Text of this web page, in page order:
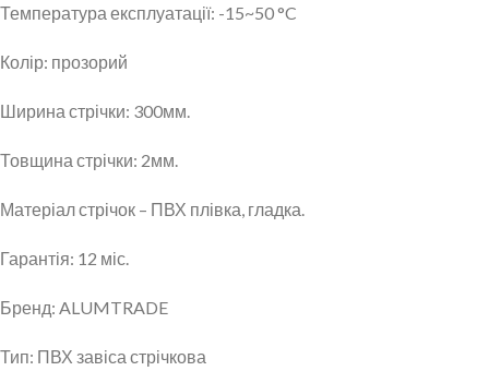
Температура експлуатації: -15~50 °C
Колір: прозорий
Ширина стрічки: 300мм.
Товщина стрічки: 2мм.
Матеріал стрічок – ПВХ плівка, гладка.
Гарантія: 12 міс.
Бренд: ALUMTRADE
Тип: ПВХ завіса стрічкова